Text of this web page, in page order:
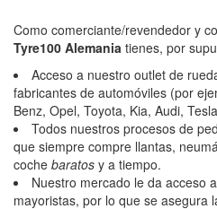
Como comerciante/revendedor y
Tyre100 Alemania tienes, por
Acceso a nuestro outlet de
fabricantes de automóviles (por
Benz, Opel, Toyota, Kia, Audi,
Todos nuestros procesos de
que siempre compre llantas,
coche baratos y a tiempo.
Nuestro mercado le da acceso
mayoristas, por lo que se asegura